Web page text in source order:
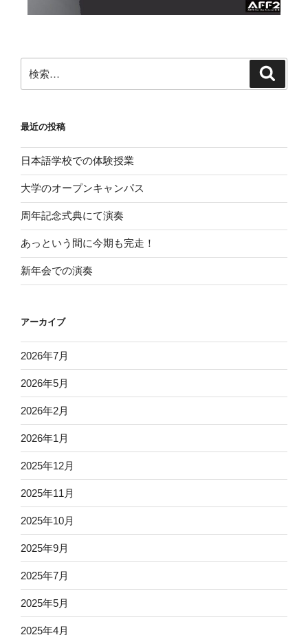
最近の投稿
日本語学校での体験授業
大学のオープンキャンパス
周年記念式典にて演奏
あっという間に今期も完走！
新年会での演奏
アーカイブ
2026年7月
2026年5月
2026年2月
2026年1月
2025年12月
2025年11月
2025年10月
2025年9月
2025年7月
2025年5月
2025年4月